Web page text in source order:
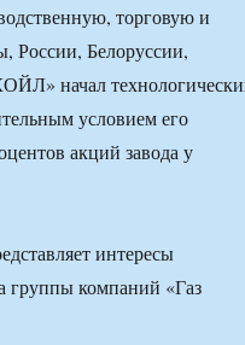
торговую и
России, Белоруссии,
начал
условием его
акций завода у
интересы
группы компаний «Газ